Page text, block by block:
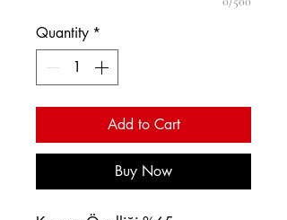
Quantity *
Add to Cart
Buy Now